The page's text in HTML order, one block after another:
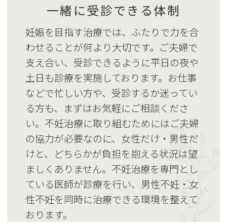
一緒に受診できる体制
妊娠を目指す治療では、ふたりで力を合
わせることが何より大切です。ご夫婦で
支え合い、受診できるように平日の夜や
土日も診療を実施しております。お仕事
などで忙しい方や、受診するか迷ってい
る方も、まずはお気軽にご相談くださ
い。不妊治療に取り組むためにはご夫婦
の協力が必要なのに、女性だけ・男性だ
けと、どちらかが負担を抱える状況は望
ましくありません。不妊治療を専門とし
ている医師が診療を行い、男性不妊・女
性不妊を同時に治療できる環境を整えて
おります。